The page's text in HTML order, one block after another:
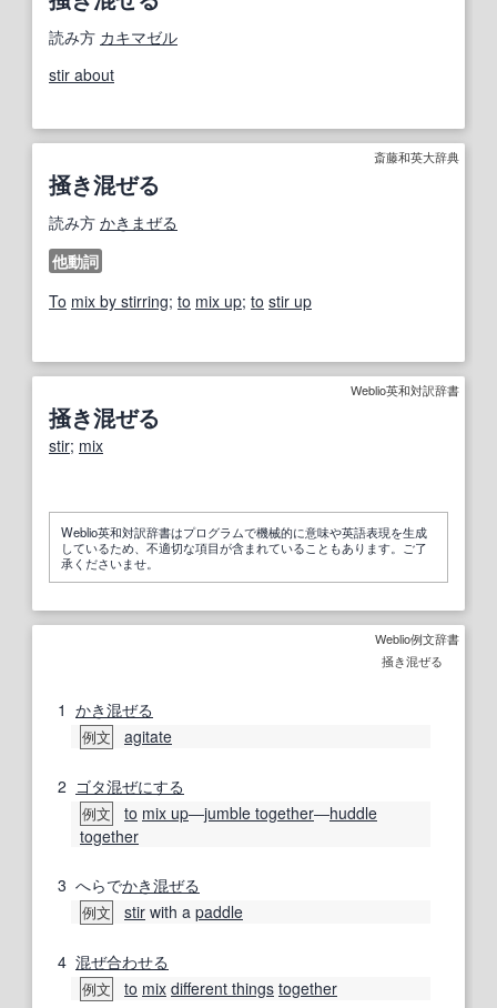
読み方 カキマゼル
stir about
斎藤和英大辞典
掻き混ぜる
読み方 かきまぜる
他動詞
To mix by stirring; to mix up; to stir up
Weblio英和対訳辞書
掻き混ぜる
stir; mix
Weblio英和対訳辞書はプログラムで機械的に意味や英語表現を生成
しているため、不適切な項目が含まれていることもあります。ご了
承くださいませ。
Weblio例文辞書
掻き混ぜる
1 かき混ぜる
例文 agitate
2 ゴタ混ぜにする
例文 to mix up―jumble together―huddle
together
3 へらでかき混ぜる
例文 stir with a paddle
4 混ぜ合わせる
例文 to mix different things together